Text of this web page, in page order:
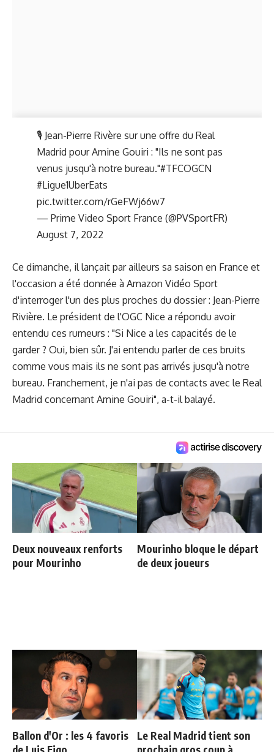
🎙 Jean-Pierre Rivère sur une offre du Real
Madrid pour Amine Gouiri : "Ils ne sont pas
venus jusqu'à notre bureau."#TFCOGCN
#Ligue1UberEats
pic.twitter.com/rGeFWj66w7
— Prime Video Sport France (@PVSportFR)
August 7, 2022
Ce dimanche, il lançait par ailleurs sa saison en France et
l'occasion a été donnée à Amazon Vidéo Sport
d'interroger l'un des plus proches du dossier : Jean-Pierre
Rivière. Le président de l'OGC Nice a répondu avoir
entendu ces rumeurs : "Si Nice a les capacités de le
garder ? Oui, bien sûr. J'ai entendu parler de ces bruits
comme vous mais ils ne sont pas arrivés jusqu'à notre
bureau. Franchement, je n'ai pas de contacts avec le Real
Madrid concernant Amine Gouiri", a-t-il balayé.
Deux nouveaux renforts
pour Mourinho
Mourinho bloque le départ
de deux joueurs
Ballon d'Or : les 4 favoris
Le Real Madrid tient son